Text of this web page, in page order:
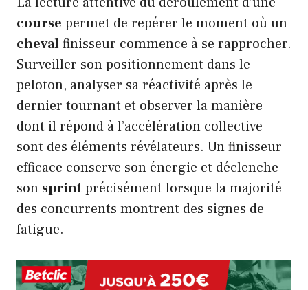
course permet de repérer le moment où un
chevalfinisseur commence à se rapprocher.
Surveiller son positionnement dans le
peloton, analyser sa réactivité après le
dernier tournant et observer la manière
dont il répond à l’accélération collective
sont des éléments révélateurs. Un finisseur
efficace conserve son énergie et déclenche
son sprintprécisément lorsque la majorité
des concurrents montrent des signes de
fatigue.